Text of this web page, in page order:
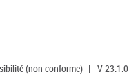
(non conforme) | V 23.1.0